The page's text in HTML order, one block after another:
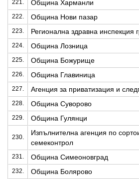
221. Община Харманли
222. Община Нови пазар
223. Регионална здравна инспекция
224. Община Лозница
225. Община Божурище
226. Община Главиница
227. Агенция за приватизация и
228. Община Суворово
229. Община Гулянци
230.
Изпълнителна агенция по
семеконтрол
231. Община Симеоновград
232. Община Болярово